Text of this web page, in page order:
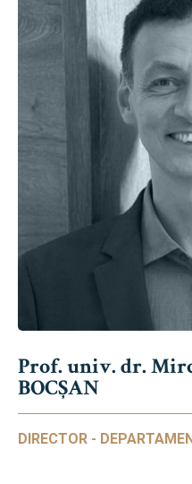
Prof. univ. dr.
BOCȘAN
DIRECTOR -